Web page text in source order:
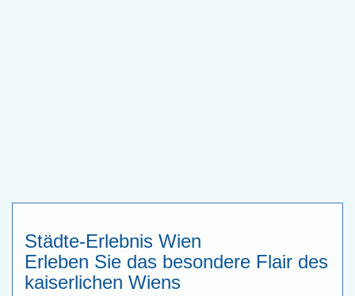
Städte-Erlebnis Wien
Erleben Sie das besondere Flair des
kaiserlichen Wiens